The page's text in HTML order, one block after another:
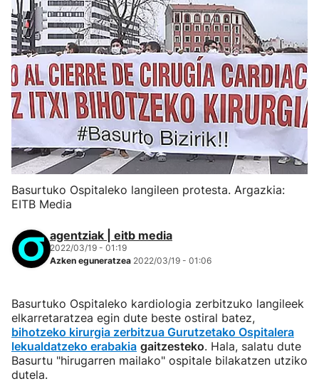
Basurtuko Ospitaleko langileen protesta. Argazkia:
EITB Media
agentziak | eitb media
2022/03/19 - 01:19
Azken eguneratzea 2022/03/19 - 01:06
Basurtuko Ospitaleko kardiologia zerbitzuko langileek
elkarretaratzea egin dute beste ostiral batez,
bihotzeko kirurgia zerbitzua Gurutzetako Ospitalera
lekualdatzeko erabakia gaitzesteko. Hala, salatu dute
Basurtu "hirugarren mailako" ospitale bilakatzen utziko
dutela.